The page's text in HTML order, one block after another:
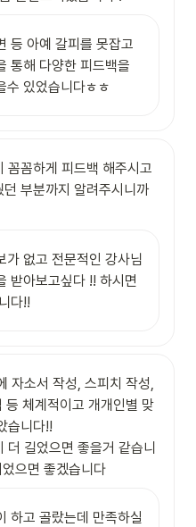
등 아예 갈피를 못잡고
통해 다양한 피드백을
수 있었습니다ㅎㅎ
꼼꼼하게 피드백 해주시고
부분까지 알려주시니까
가 없고 전문적인 강사님
받아보고싶다 !! 하시면
다!!
자소서 작성, 스피치 작성,
등 체계적이고 개개인별 맞
습니다!!
더 길었으면 좋을거 같습니
으면 좋겠습니다
하고 골랐는데 만족하실